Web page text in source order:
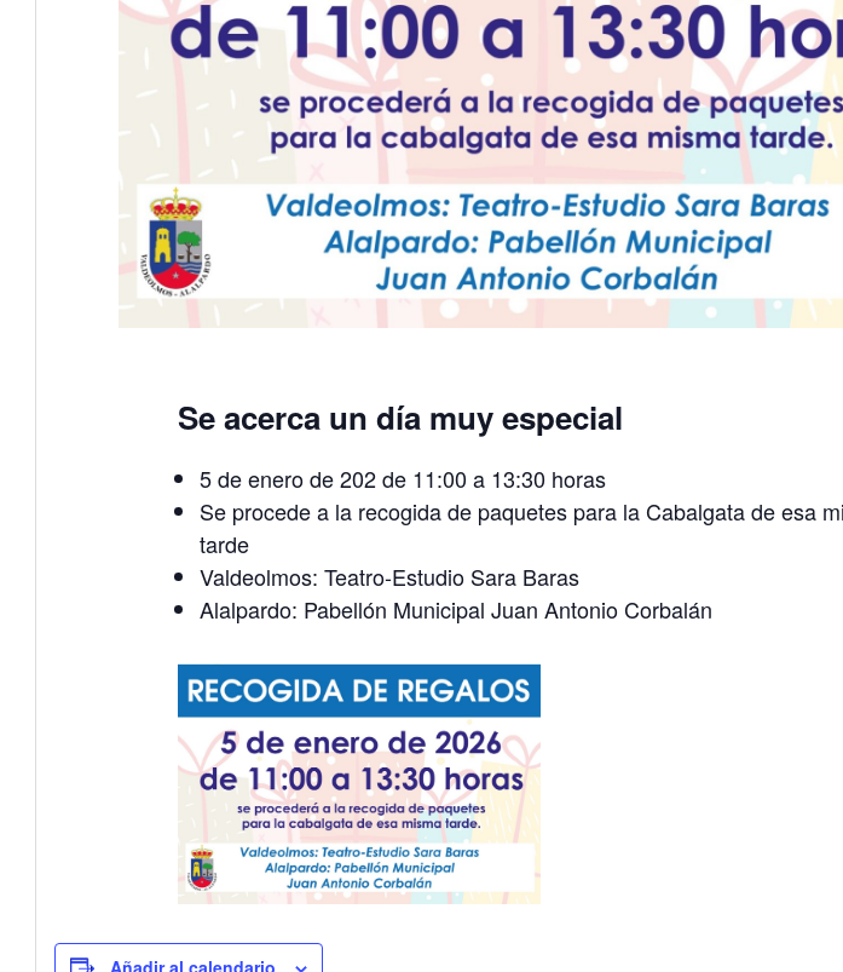
Se acerca un día muy especial
5 de enero de 202 de 11:00 a 13:30 horas
Se procede a la recogida de paquetes para la Cabalgata de esa
tarde
Valdeolmos: Teatro-Estudio Sara Baras
Alalpardo: Pabellón Municipal Juan Antonio Corbalán
Añadir al calendario